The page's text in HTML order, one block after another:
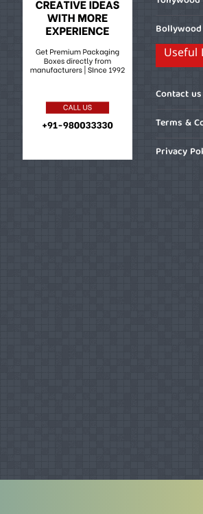
Bollywood
Useful
Contact us
Terms &
Privacy